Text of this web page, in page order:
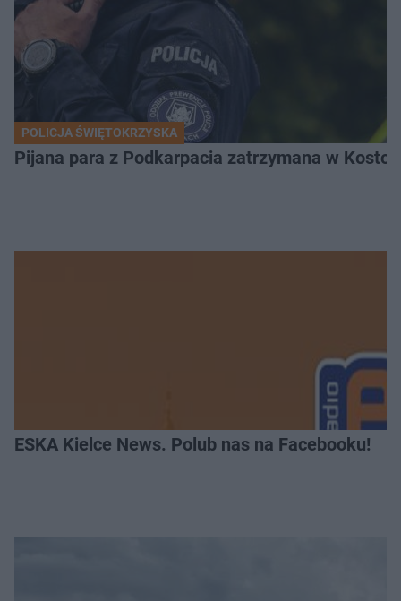
POLICJA ŚWIĘTOKRZYSKA
Pijana para z Podkarpacia zatrzymana w
ESKA Kielce News. Polub nas na Facebooku!